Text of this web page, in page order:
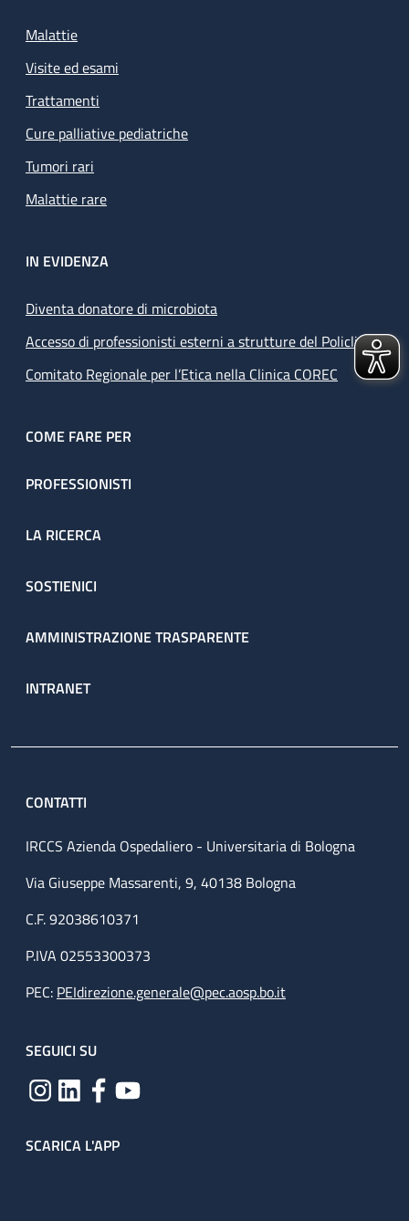
Malattie
Visite ed esami
Trattamenti
Cure palliative pediatriche
Tumori rari
Malattie rare
IN EVIDENZA
Diventa donatore di microbiota
Accesso di professionisti esterni a strutture del Policlinico
Comitato Regionale per l’Etica nella Clinica COREC
COME FARE PER
PROFESSIONISTI
LA RICERCA
SOSTIENICI
AMMINISTRAZIONE TRASPARENTE
INTRANET
CONTATTI
IRCCS Azienda Ospedaliero - Universitaria di Bologna
Via Giuseppe Massarenti, 9, 40138 Bologna
C.F. 92038610371
P.IVA 02553300373
PEC: PEIdirezione.generale@pec.aosp.bo.it
SEGUICI SU
SCARICA L'APP